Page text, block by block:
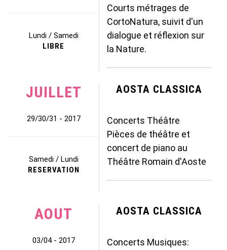
Lundi / Samedi
LIBRE
Courts métrages de
CortoNatura, suivit d'un
dialogue et réflexion sur
la Nature.
JUILLET
29/30/31 - 2017
Samedi / Lundi
RESERVATION
AOSTA CLASSICA
Concerts Théâtre
Pièces de théâtre et
concert de piano au
Théâtre Romain d'Aoste
AOUT
03/04 - 2017
AOSTA CLASSICA
Concerts Musiques: